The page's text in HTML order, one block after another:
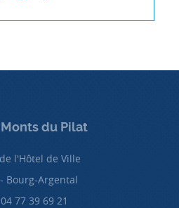
Monts du Pilat
l'Hôtel de Ville
Bourg-Argental
77 39 69 21